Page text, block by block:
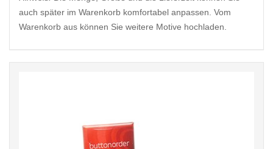
auch später im Warenkorb komfortabel anpassen. Vom
Warenkorb aus können Sie weitere Motive hochladen.